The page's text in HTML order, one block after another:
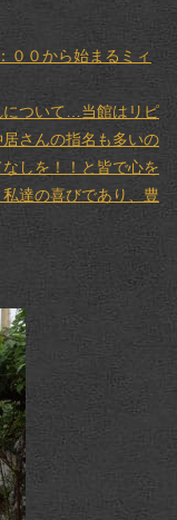
０から始まるミィ
について…当館はリピ
さんの指名も多いの
しを！！と皆で心を
達の喜びであり、豊